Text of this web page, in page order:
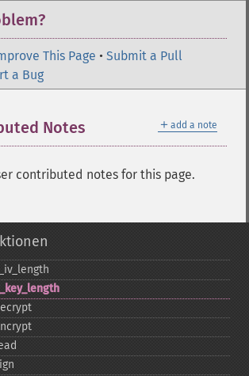
This Page • Submit a Pull
a Bug
＋ add a note
Notes
contributed notes for this page.